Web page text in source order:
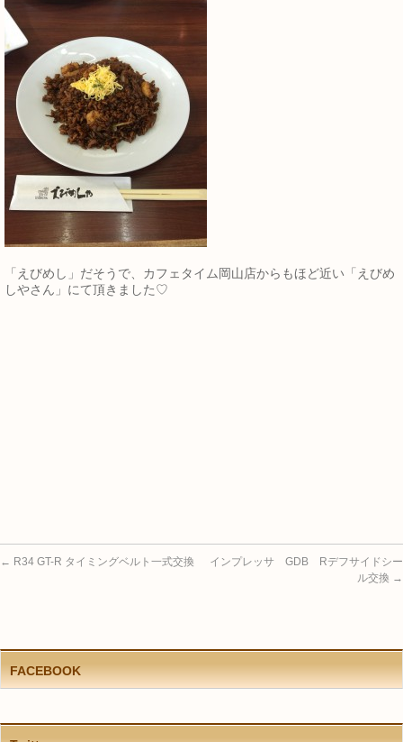
「えびめし」だそうで、カフェタイム岡山店からもほど近い「えびめ
しやさん」にて頂きました♡
← R34 GT-R タイミングベルト一式交換
インプレッサ GDB Rデフサイドシー
ル交換 →
FACEBOOK